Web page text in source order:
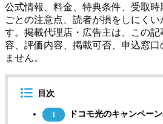
公式情報、料金、特典条件、受取
ごとの注意点、読者が損をしにく
す。掲載代理店・広告主は、この
容、評価内容、掲載可否、申込窓
ません。
目次
1 ドコモ光のキャンペー